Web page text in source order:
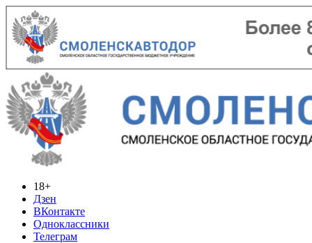
18+
Дзен
ВКонтакте
Одноклассники
Телеграм